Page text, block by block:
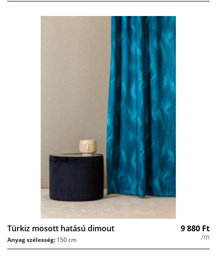
Türkiz mosott hatású dimout 9 880 Ft
/m
Anyag szélesség: 150 cm